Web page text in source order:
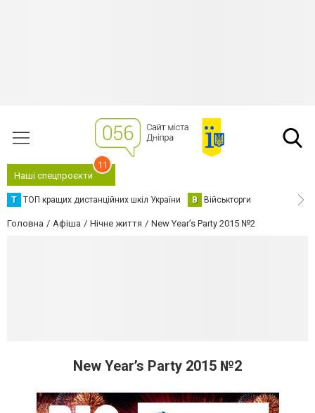
Наші спецпроєкти
11
Т ТОП кращих дистанційних шкіл України В Військторги
Головна Афіша Нічне життя New Year’s Party 2015 №2
New Year’s Party 2015 №2